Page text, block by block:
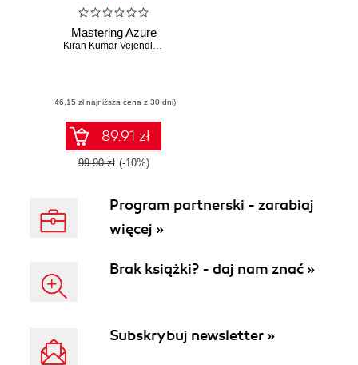
Mastering Azure
Kiran Kumar Vejendla,
(46,15 zł najniższa cena z 30 dni)
89.91 zł
99.90 zł (-10%)
Program partnerski - zarabiaj
więcej »
Brak książki? - daj nam znać »
Subskrybuj newsletter »